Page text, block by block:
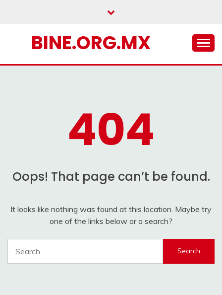
BINE.ORG.MX
404
Oops! That page can’t be found.
It looks like nothing was found at this location. Maybe try
one of the links below or a search?